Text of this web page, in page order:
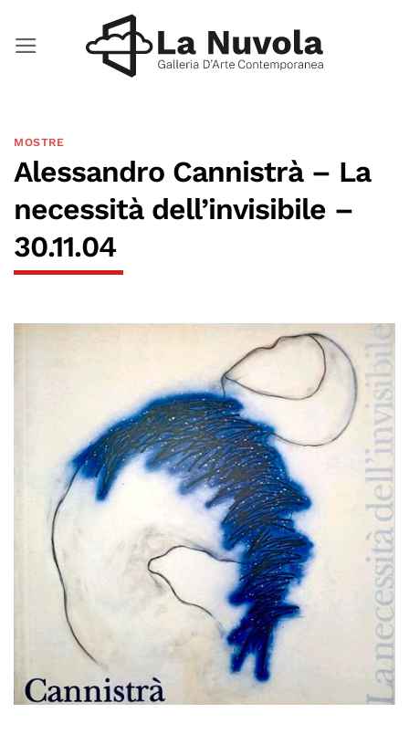
MOSTRE
Alessandro Cannistrà – La
necessità dell’invisibile –
30.11.04